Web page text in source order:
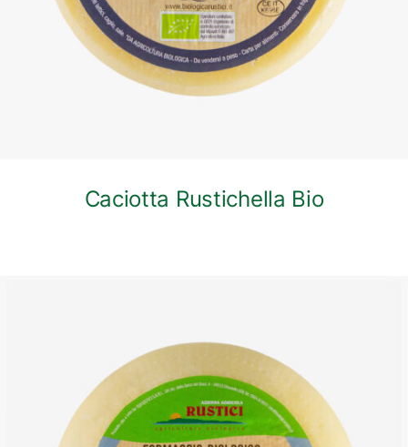
Caciotta Rustichella Bio